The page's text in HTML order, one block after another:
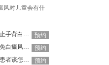
风对儿童会有什
昆明白癜风医院在哪里啊-怎样防止手背白癜风扩散呢
预约
昆明白癜风医院哪家专业-如何避免白癜风复发呢
预约
昆明白癜风专科医院-老年白癜风患者该怎么有效应对疾病
预约